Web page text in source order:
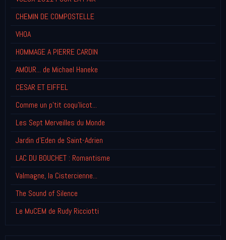
CHEMIN DE COMPOSTELLE
VHOA
HOMMAGE A PIERRE CARDIN
AMOUR... de Michael Haneke
CESAR ET EIFFEL
Comme un p'tit coqu'licot...
Les Sept Merveilles du Monde
Jardin d'Eden de Saint-Adrien
LAC DU BOUCHET : Romantisme
Valmagne, la Cistercienne...
The Sound of Silence
Le MuCEM de Rudy Ricciotti